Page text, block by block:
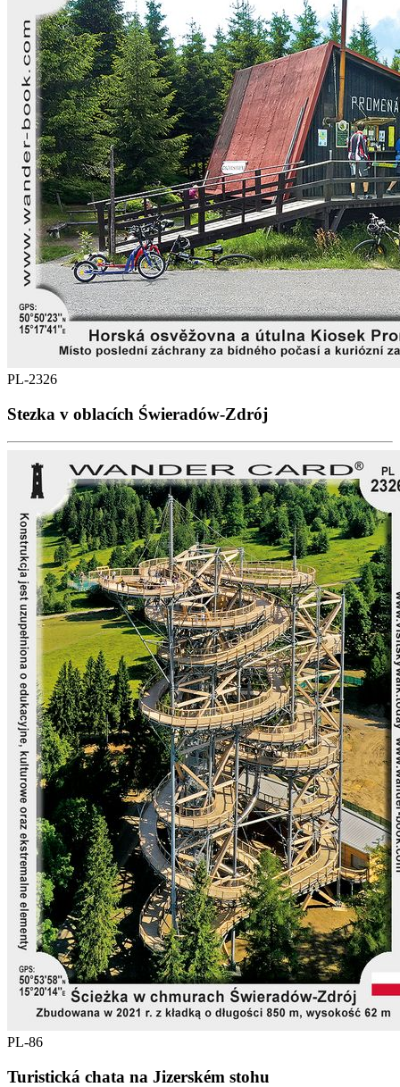
PL-2326
Stezka v oblacích Świeradów-Zdrój
PL-86
Turistická chata na Jizerském stohu